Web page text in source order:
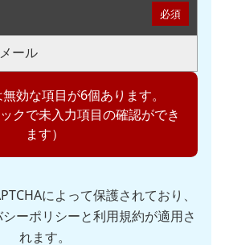
必須
メール
効な項目が6個あります。
クで未入力項目の確認ができ
ます）
によって保護されており、
ーポリシーと利用規約が適用さ
れます。